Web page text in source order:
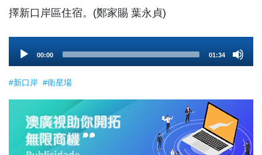
擇新口岸區住宿。(鄭家賜 葉永貞)
Player
00:00 01:34
#新口岸 #衛星場